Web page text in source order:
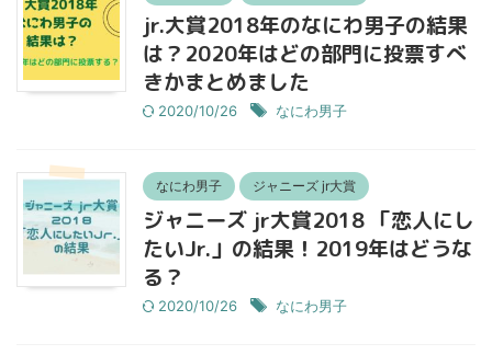
jr.大賞2018年のなにわ男子の結果
は？2020年はどの部門に投票すべ
きかまとめました
2020/10/26 なにわ男子
なにわ男子 ジャニーズ jr大賞
ジャニーズ jr大賞2018 「恋人にし
たいJr.」の結果！2019年はどうな
る？
2020/10/26 なにわ男子